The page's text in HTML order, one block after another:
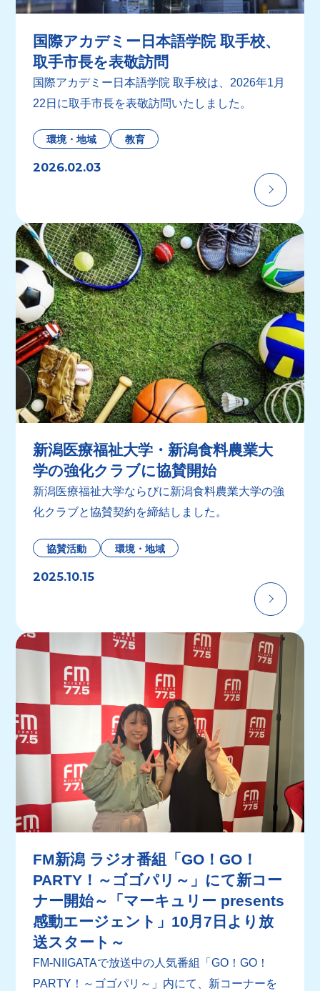
国際アカデミー日本語学院 取手校、
取手市長を表敬訪問
国際アカデミー日本語学院 取手校は、2026年1月
22日に取手市長を表敬訪問いたしました。
環境・地域 教育
2026.02.03
新潟医療福祉大学・新潟食料農業大
学の強化クラブに協賛開始
新潟医療福祉大学ならびに新潟食料農業大学の強
化クラブと協賛契約を締結しました。
協賛活動 環境・地域
2025.10.15
FM新潟 ラジオ番組「GO！GO！
PARTY！～ゴゴパリ～」にて新コー
ナー開始～「マーキュリー presents
感動エージェント」10月7日より放
送スタート～
FM-NIIGATAで放送中の人気番組「GO！GO！
PARTY！～ゴゴパリ～」内にて、新コーナーを